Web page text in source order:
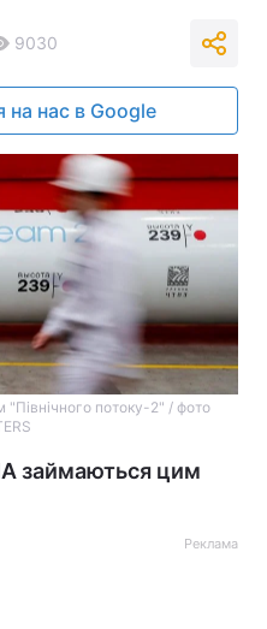
9030
на нас в Google
потоку-2" / фото
займаються цим
Реклама